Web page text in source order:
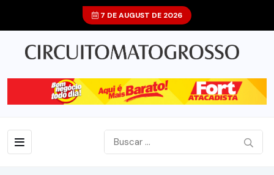
7 DE AUGUST DE 2026